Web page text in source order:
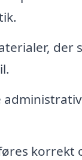
der
korrekt